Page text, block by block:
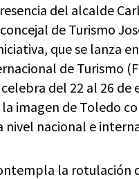
del alcalde
de Turismo
que se lanza
de Turismo
del 22 al 26 de
imagen de Toledo
nivel nacional e
la rotulación